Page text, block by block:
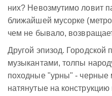
них? Невозмутимо ловит
ближайшей мусорке
чем не бывало,
Другой эпизод. Городской
музыкантами, толпы
походные "урны" - черные
натянутые на